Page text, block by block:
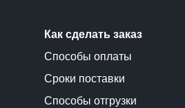
Как сделать заказ
Способы оплаты
Сроки поставки
Способы отгрузки